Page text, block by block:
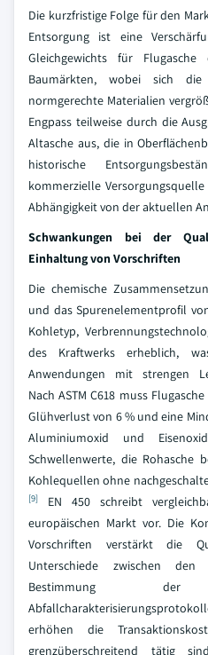
Die kurzfristige Folge für den
Entsorgung ist eine
Gleichgewichts für
Baumärkten, wobei sich
normgerechte Materialien
Engpass teilweise durch die
Altasche aus, die in
historische
kommerzielle
Abhängigkeit von der aktuellen
Schwankungen bei der
Einhaltung von Vorschriften
Die chemische
und das Spurenelementprofil
Kohletyp,
des Kraftwerks erheblich,
Anwendungen mit strengen
Nach ASTM C618 muss
Glühverlust von 6 % und eine
Aluminiumoxid und
Schwellenwerte, die Rohasche
Kohlequellen ohne
[9]
EN 450 schreibt
europäischen Markt vor. Die
Vorschriften verstärkt die
Unterschiede zwischen
Bestimmung der
erhöhen die
grenzüberschreitend tätig